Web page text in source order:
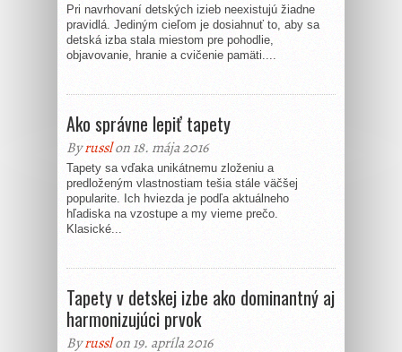
Pri navrhovaní detských izieb neexistujú žiadne
pravidlá. Jediným cieľom je dosiahnuť to, aby sa
detská izba stala miestom pre pohodlie,
objavovanie, hranie a cvičenie pamäti....
Ako správne lepiť tapety
Byrusslon 18. mája 2016
Tapety sa vďaka unikátnemu zloženiu a
predloženým vlastnostiam tešia stále väčšej
popularite. Ich hviezda je podľa aktuálneho
hľadiska na vzostupe a my vieme prečo.
Klasické...
Tapety v detskej izbe ako dominantný aj
harmonizujúci prvok
Byrusslon 19. apríla 2016